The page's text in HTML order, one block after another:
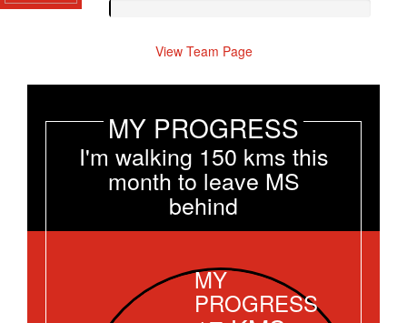
View Team Page
MY PROGRESS
I'm walking 150 kms this
month to leave MS
behind
MY
PROGRESS